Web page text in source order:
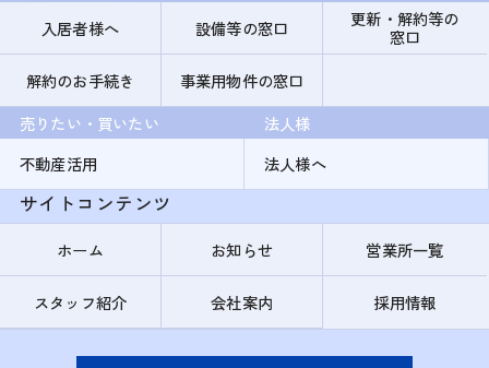
入居者様へ
設備等の窓口
更新・解約等の
窓口
解約のお手続き
事業用物件の窓口
売りたい・買いたい
不動産活用
法人様
法人様へ
サイトコンテンツ
ホーム お知らせ 営業所一覧
スタッフ紹介 会社案内 採用情報